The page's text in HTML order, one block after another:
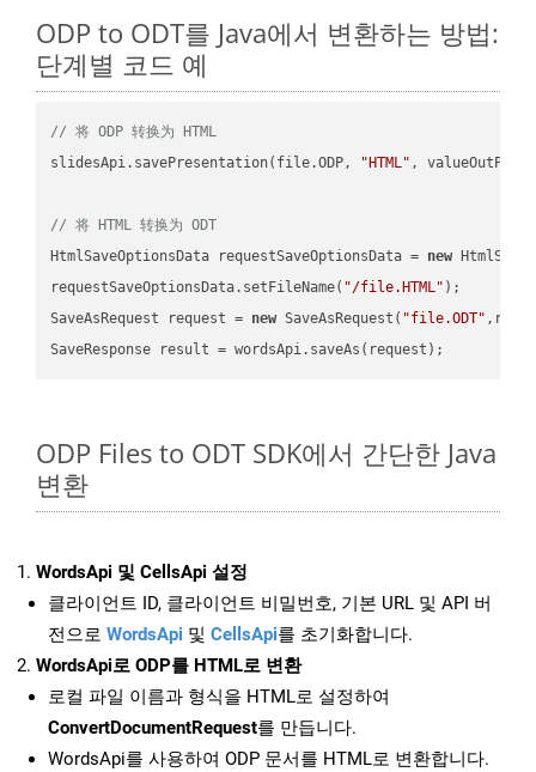
ODP to ODT를 Java에서 변환하는 방법:
단계별 코드 예
// 将 ODP 转换为 HTML
slidesApi.savePresentation(file.ODP,
"HTML" ,
// 将 HTML 转换为 ODT
HtmlSaveOptionsData requestSaveOptionsData = new
requestSaveOptionsData.setFileName( "/file.HTML" );
SaveAsRequest request = new SaveAsRequest( "file.ODT"
ODP Files to ODT SDK에서 간단한 Java
변환
WordsApi 및 CellsApi 설정
클라이언트 ID, 클라이언트 비밀번호, 기본 URL 및 API 버
전으로 WordsApi 및 CellsApi를 초기화합니다.
WordsApi로 ODP를 HTML로 변환
로컬 파일 이름과 형식을 HTML로 설정하여
ConvertDocumentRequest를 만듭니다.
WordsApi를 사용하여 ODP 문서를 HTML로 변환합니다.